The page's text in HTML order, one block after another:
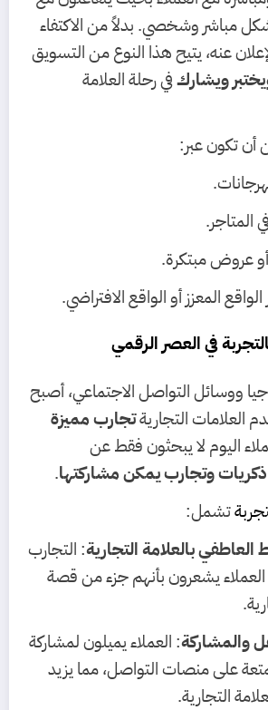
مباشر وشخصي. بدلاً من الاكتفاء
عنه، يتيح هذا النوع من التسويق
ويشاركفي رحلة العلامة
أن تكون عبر:
المتاجر.
عروض مبتكرة.
المعزز أو الواقع الافتراضي.
في العصر الرقمي
ووسائل التواصل الاجتماعي، أصبح
العلامات التجاريةتجارب مميزة
اليوم لا يبحثون فقط عن
ذكريات وتجارب يمكن مشاركتها.
تشمل:
العاطفي بالعلامة التجارية: التجارب
يشعرون بأنهم جزء من قصة
والمشاركة: العملاء يميلون لمشاركة
على منصات التواصل، مما يزيد
التجارية.